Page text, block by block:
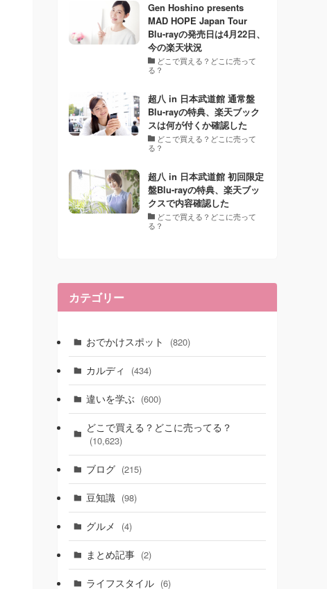
Gen Hoshino presents
MAD HOPE Japan Tour
Blu-rayの発売日は4月22日、
今の楽天状況
どこで買える？どこに売って
る？
超八 in 日本武道館 通常盤
Blu-rayの特典、楽天ブック
スは何が付くか確認した
どこで買える？どこに売って
る？
超八 in 日本武道館 初回限定
盤Blu-rayの特典、楽天ブッ
クスで内容確認した
どこで買える？どこに売って
る？
カテゴリー
おでかけスポット (820)
カルディ (434)
違いを学ぶ (600)
どこで買える？どこに売ってる？
(10,623)
ブログ (215)
豆知識 (98)
グルメ (4)
まとめ記事 (2)
ライフスタイル (6)